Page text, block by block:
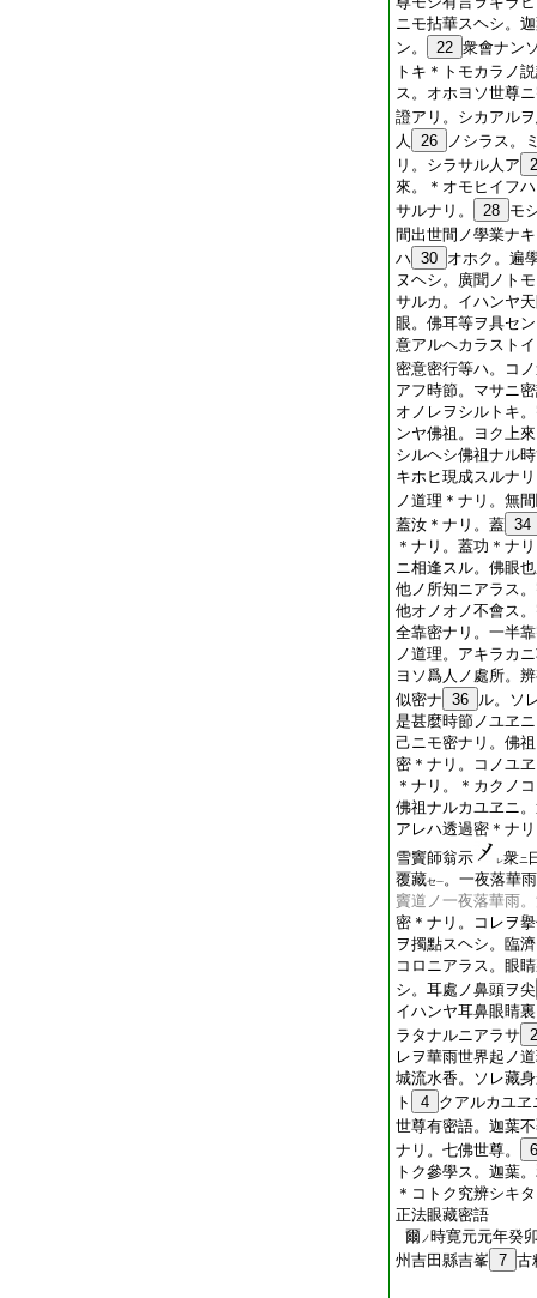
ニモ拈華スヘシ。
ン。
22 衆會ナン
トキ＊トモカラノ
ス。オホヨソ世尊
證アリ。シカアル
人
26
ノシラス。
リ。シラサル人ア
來。＊オモヒイフ
サルナリ。
28 モ
間出世間ノ學業ナ
ハ 30 オホク。遍
ヌヘシ。廣聞ノト
サルカ。イハンヤ
眼。佛耳等ヲ具セ
意アルヘカラスト
密意密行等ハ。コ
アフ時節。マサニ
オノレヲシルトキ
ンヤ佛祖。ヨク上
シルヘシ佛祖ナル
キホヒ現成スルナ
ノ道理＊ナリ。無
蓋汝＊ナリ。蓋 34
＊ナリ。蓋功＊ナ
ニ相逢スル。佛眼
他ノ所知ニアラス
他オノオノ不會ス
全靠密ナリ。一半
ノ道理。アキラカ
ヨソ爲人ノ處所。
似密ナ 36 ル。ソ
是甚麼時節ノユヱ
己ニモ密ナリ。佛
密＊ナリ。コノユ
＊ナリ。＊カクノ
佛祖ナルカユヱニ
アレハ透過密＊ナリ
雪竇師翁示
レ衆ニ
覆藏セ一。一夜落華
竇道ノ一夜落華雨
密＊ナリ。コレヲ
ヲ擉點スヘシ。臨
コロニアラス。眼
シ。耳處ノ鼻頭ヲ尖
イハンヤ耳鼻眼睛
ラタナルニアラサ 2
レヲ華雨世界起ノ
城流水香。ソレ藏
ト
4 クアルカユ
世尊有密語。迦葉
ナリ。七佛世尊。
6
トク參學ス。迦葉
＊コトク究辨シキ
正法眼藏密語
爾 ノ時寛元元年癸
州吉田縣吉峯 7 古